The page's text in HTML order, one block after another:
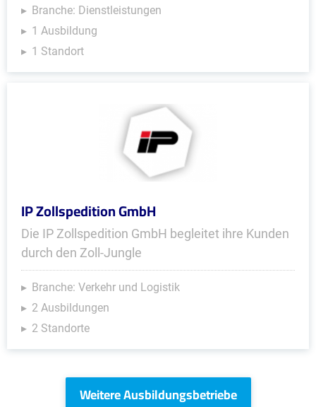
Branche: Dienstleistungen
1 Ausbildung
1 Standort
IP Zollspedition GmbH
Die IP Zollspedition GmbH begleitet ihre Kunden
durch den Zoll-Jungle
Branche: Verkehr und Logistik
2 Ausbildungen
2 Standorte
Weitere Ausbildungsbetriebe